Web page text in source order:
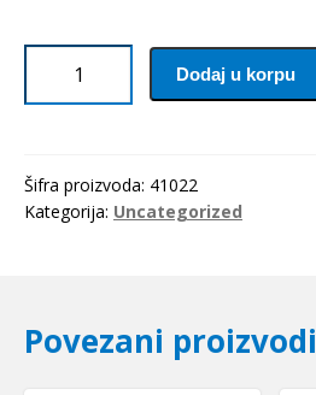
prsten
količina
Dodaj u korpu
Šifra proizvoda: 41022
Kategorija: Uncategorized
Povezani proizvodi